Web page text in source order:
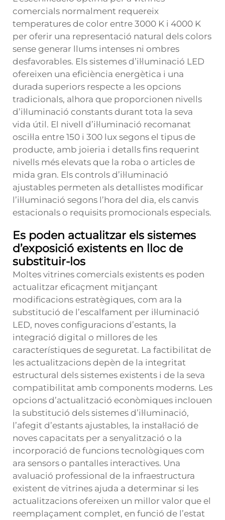
comercials normalment requereix
temperatures de color entre 3000 K i 4000 K
per oferir una representació natural dels colors
sense generar llums intenses ni ombres
desfavorables. Els sistemes d’il·luminació LED
ofereixen una eficiència energètica i una
durada superiors respecte a les opcions
tradicionals, alhora que proporcionen nivells
d’il·luminació constants durant tota la seva
vida útil. El nivell d’il·luminació recomanat
oscil·la entre 150 i 300 lux segons el tipus de
producte, amb joieria i detalls fins requerint
nivells més elevats que la roba o articles de
mida gran. Els controls d’il·luminació
ajustables permeten als detallistes modificar
l’il·luminació segons l’hora del dia, els canvis
estacionals o requisits promocionals especials.
Es poden actualitzar els sistemes
d’exposició existents en lloc de
substituir-los
Moltes vitrines comercials existents es poden
actualitzar eficaçment mitjançant
modificacions estratègiques, com ara la
substitució de l’escalfament per il·luminació
LED, noves configuracions d’estants, la
integració digital o millores de les
característiques de seguretat. La factibilitat de
les actualitzacions depèn de la integritat
estructural dels sistemes existents i de la seva
compatibilitat amb components moderns. Les
opcions d’actualització econòmiques inclouen
la substitució dels sistemes d’il·luminació,
l’afegit d’estants ajustables, la instal·lació de
noves capacitats per a senyalització o la
incorporació de funcions tecnològiques com
ara sensors o pantalles interactives. Una
avaluació professional de la infraestructura
existent de vitrines ajuda a determinar si les
actualitzacions ofereixen un millor valor que el
reemplaçament complet, en funció de l’estat